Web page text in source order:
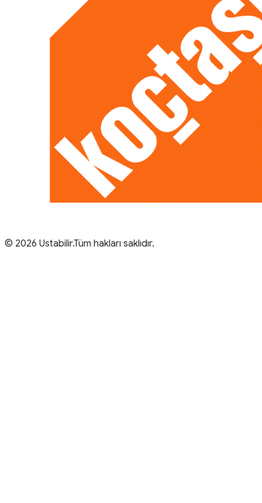
© 2026 Ustabilir.Tüm hakları saklıdır.